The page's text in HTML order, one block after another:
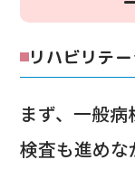
問診票ダ
部門
病棟
当院の理
院長あい
病院概要
リハビリテ
まず、一般
検査も進め